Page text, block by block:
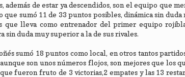
además de estar ya descendidos, son el equipo que
que sumó 11 de 33 puntos posibles, dinámica sin
que lleva como entrenador del primer equipo
sin duda muy superior a la de sus rivales.
sumó 18 puntos como local, en otros tantos
son unos números flojos, son mejores que los
fueron fruto de 3 victorias,2 empates y las 13